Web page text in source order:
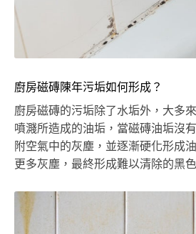
廚房磁磚陳年污垢如何形成？
廚房磁磚的污垢除了水垢外，大多
噴濺所造成的油垢，當磁磚油垢沒
附空氣中的灰塵，並逐漸硬化形成
更多灰塵，最終形成難以清除的黑